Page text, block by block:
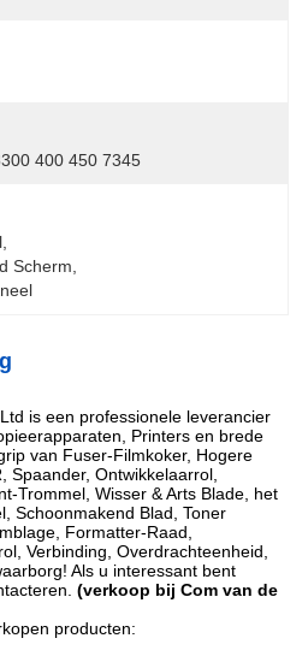
400 450 7345
Scherm
is een professionele leverancier
Printers en brede
van Fuser-Filmkoker, Hogere
Spaander, Ontwikkelaarrol,
Trommel, Wisser & Arts Blade, het
Schoonmakend Blad, Toner
Formatter-Raad,
Verbinding, Overdrachteenheid,
Als u interessant bent
(verkoop bij Com van de
producten: